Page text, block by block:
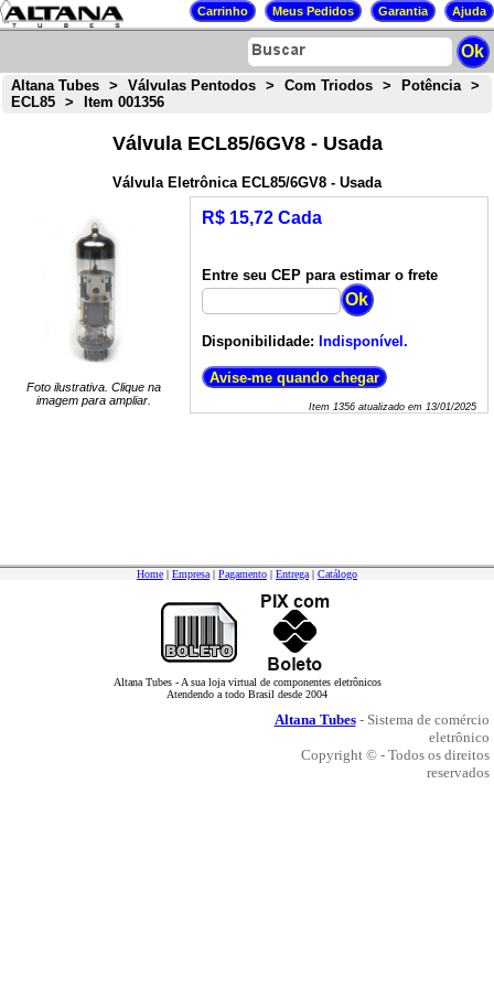
Altana Tubes > Válvulas Pentodos > Com Triodos > Potência
>
ECL85
> Item 001356
Válvula ECL85/6GV8 - Usada
Válvula Eletrônica ECL85/6GV8 - Usada
Foto ilustrativa. Clique na
imagem para ampliar.
R$ 15,72 Cada
Entre seu CEP para estimar o frete
Disponibilidade: Indisponível.
Item 1356atualizado em 13/01/2025
Home | Empresa | Pagamento | Entrega | Catálogo
Altana Tubes - A sua loja virtual de componentes eletrônicos
Atendendo a todo Brasil desde 2004
Altana Tubes- Sistema de comércio
eletrônico
Copyright © - Todos os direitos
reservados